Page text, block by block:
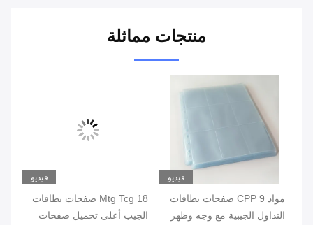
منتجات مماثلة
فيديو
مواد CPP 9 صفحات بطاقات
التداول الجيبية مع وجه وظهر
فيديو
Mtg Tcg 18 صفحات بطاقات
الجيب أعلى تحميل صفحات